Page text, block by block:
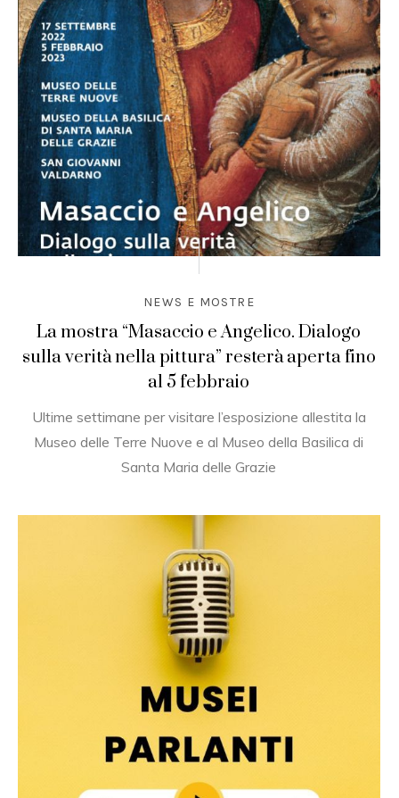
NEWS E MOSTRE
La mostra “Masaccio e Angelico. Dialogo
sulla verità nella pittura” resterà aperta fino
al 5 febbraio
Ultime settimane per visitare l’esposizione allestita la
Museo delle Terre Nuove e al Museo della Basilica di
Santa Maria delle Grazie